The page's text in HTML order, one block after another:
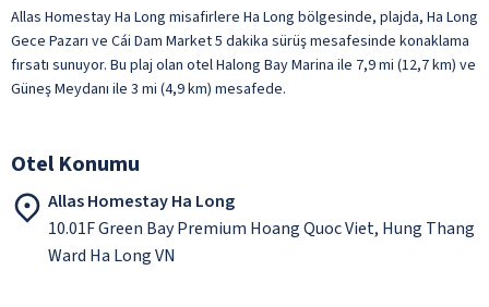
Allas Homestay Ha Long misafirlere Ha Long bölgesinde, plajda, Ha Long
Gece Pazarı ve Cái Dam Market 5 dakika sürüş mesafesinde konaklama
fırsatı sunuyor. Bu plaj olan otel Halong Bay Marina ile 7,9 mi (12,7 km) ve
Güneş Meydanı ile 3 mi (4,9 km) mesafede.
Otel Konumu
Allas Homestay Ha Long
10.01F Green Bay Premium Hoang Quoc Viet, Hung Thang
Ward Ha Long VN